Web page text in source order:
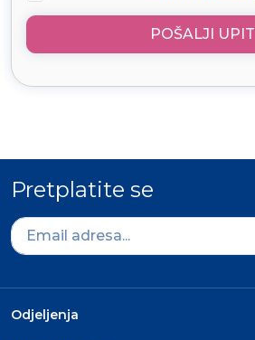
POŠALJI UPIT
Pretplatite se
Odjeljenja